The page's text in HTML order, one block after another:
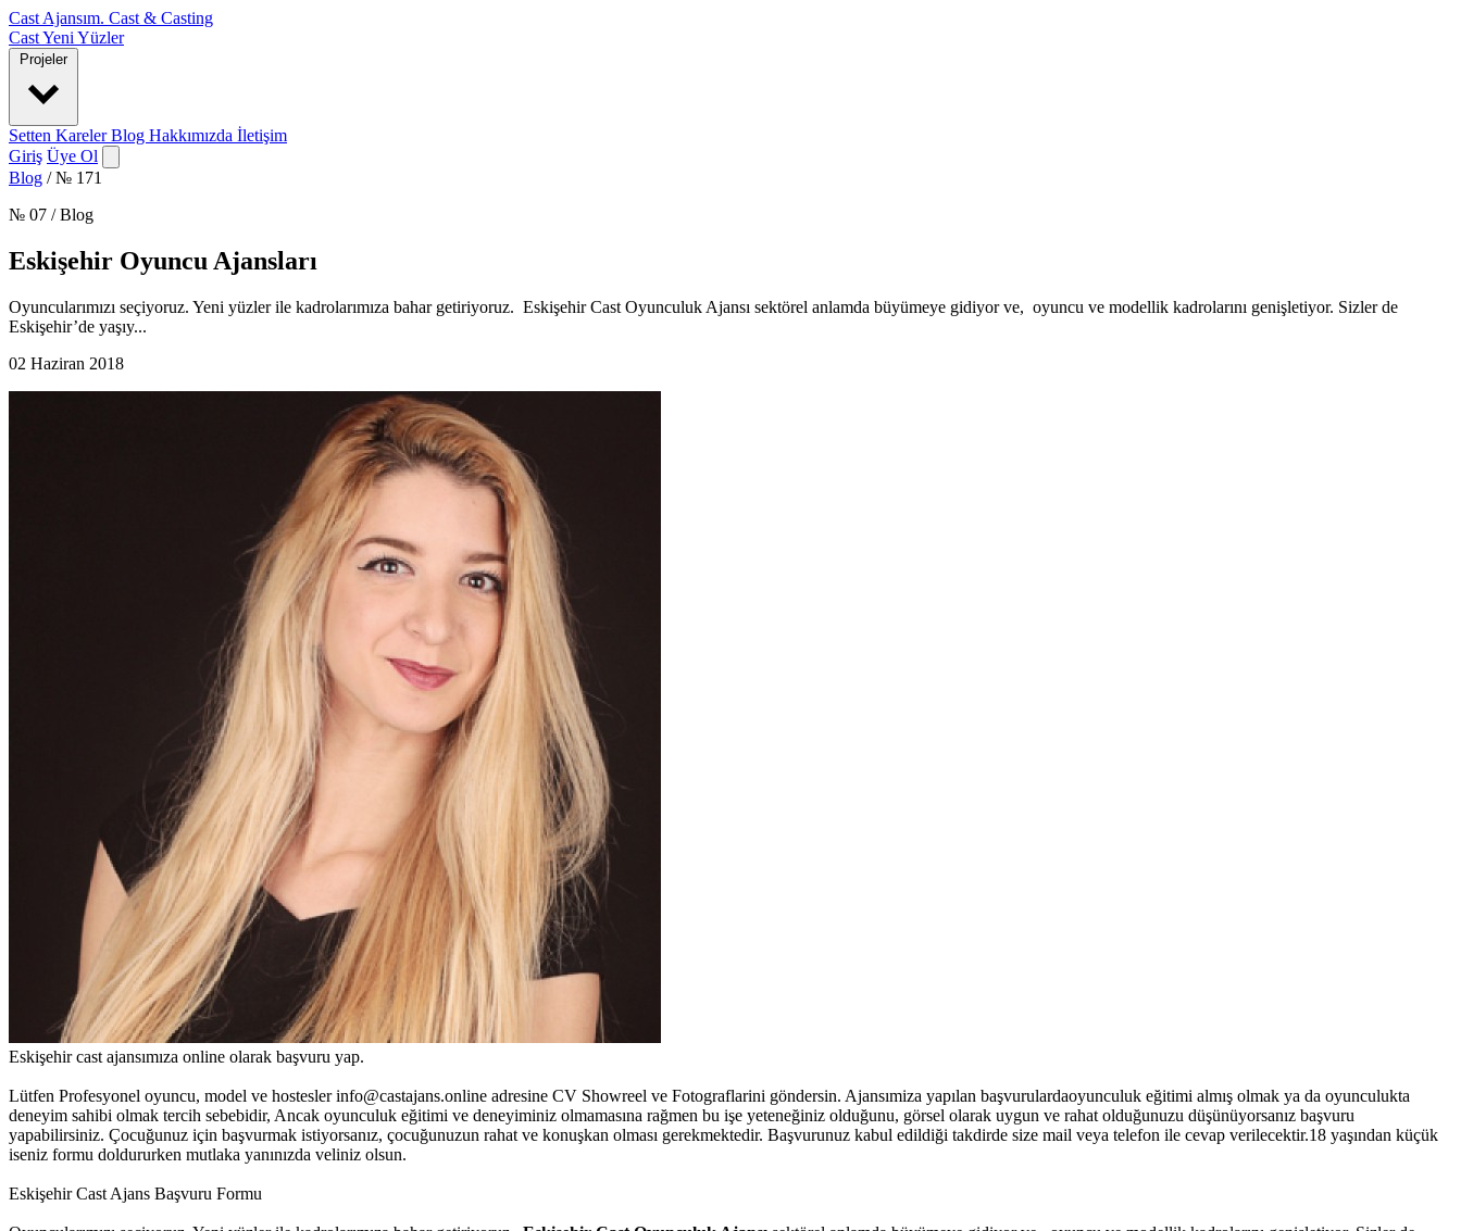
Cast Ajansım. Cast & Casting
CastYeni Yüzler
Projeler
Setten KarelerBlog Hakkımızda İletişim
Giriş Üye Ol
Blog / № 171
№ 07 / Blog
Eskişehir Oyuncu Ajansları
Oyuncularımızı seçiyoruz. Yeni yüzler ile kadrolarımıza bahar getiriyoruz. Eskişehir Cast Oyunculuk Ajansı sektörel anlamda büyümeye gidiyor ve, oyuncu ve modellik kadrolarını genişletiyor. Sizler de
Eskişehir’de yaşıy...
02 Haziran 2018
Eskişehir cast ajansımıza online olarak başvuru yap.
Lütfen Profesyonel oyuncu, model ve hostesler info@castajans.online adresine CV Showreel ve Fotograflarini göndersin. Ajansımiza yapılan başvurulardaoyunculuk eğitimi almış olmak ya da oyunculukta
deneyim sahibi olmak tercih sebebidir, Ancak oyunculuk eğitimi ve deneyiminiz olmamasına rağmen bu işe yeteneğiniz olduğunu, görsel olarak uygun ve rahat olduğunuzu düşünüyorsanız başvuru
yapabilirsiniz. Çocuğunuz için başvurmak istiyorsanız, çocuğunuzun rahat ve konuşkan olması gerekmektedir. Başvurunuz kabul edildiği takdirde size mail veya telefon ile cevap verilecektir.18 yaşından küçük
iseniz formu doldururken mutlaka yanınızda veliniz olsun.
Eskişehir Cast Ajans Başvuru Formu